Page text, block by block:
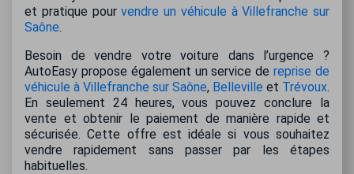
et pratique pourvendre un véhicule à Villefranche sur
Saône.
Besoin de vendre votre voiture dans l’urgence ?
AutoEasy propose également un service dereprise de
véhicule à Villefranche sur Saône, Belleville et Trévoux.
En seulement 24 heures, vous pouvez conclure la
vente et obtenir le paiement de manière rapide et
sécurisée. Cette offre est idéale si vous souhaitez
vendre rapidement sans passer par les étapes
habituelles.